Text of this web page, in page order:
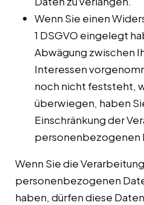
Wenn Sie einen
1 DSGVO eingelegt
Abwägung zwischen
Interessen
noch nicht feststeht,
überwiegen, haben
Einschränkung der
personenbezogenen
Wenn Sie die
personenbezogenen
haben, dürfen diese